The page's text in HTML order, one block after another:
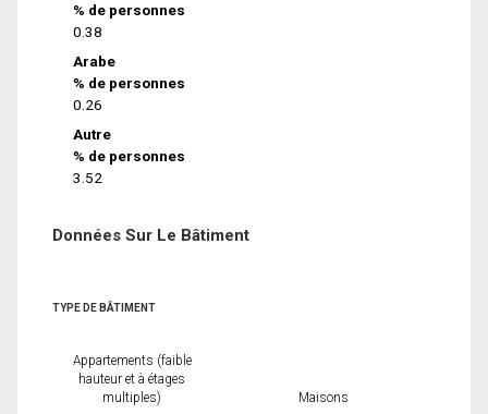
% de personnes
0.38
Arabe
% de personnes
0.26
Autre
% de personnes
3.52
Données Sur Le Bâtiment
TYPE DE BÂTIMENT
Appartements (faible
hauteur et à étages
multiples)
Maisons